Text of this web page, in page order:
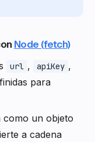
Node (fetch)
url , apiKey ,
para
como un objeto
a cadena